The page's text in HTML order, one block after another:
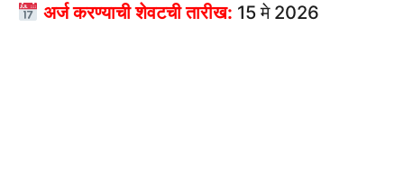
अर्ज करण्याची शेवटची तारीख: 15 मे 2026